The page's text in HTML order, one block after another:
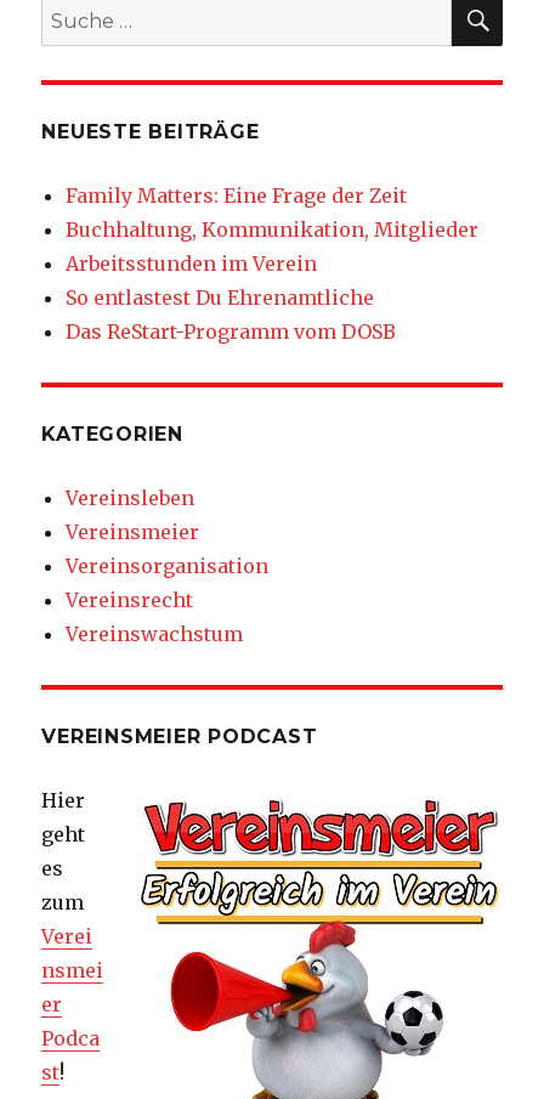
Suche
nach:
NEUESTE BEITRÄGE
Family Matters: Eine Frage der Zeit
Buchhaltung, Kommunikation, Mitglieder
Arbeitsstunden im Verein
So entlastest Du Ehrenamtliche
Das ReStart-Programm vom DOSB
KATEGORIEN
Vereinsleben
Vereinsmeier
Vereinsorganisation
Vereinsrecht
Vereinswachstum
VEREINSMEIER PODCAST
Hier
geht
es
zum
Verei
nsmei
er
Podca
st!